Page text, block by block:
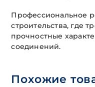
Профессиональное
строительства, где
прочностные
соединений.
Похожие